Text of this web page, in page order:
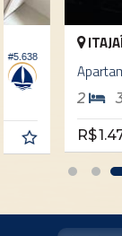
ITAJAÍ -
Apartamento
3
R$